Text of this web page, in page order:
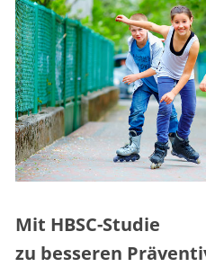
Mit HBSC-Studie
zu besseren